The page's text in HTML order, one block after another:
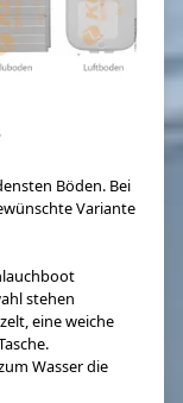
Böden. Bei
Variante
stehen
eine weiche
Wasser die